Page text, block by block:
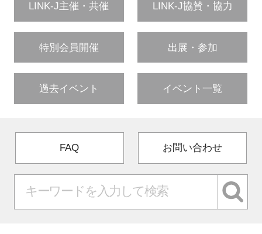
LINK-J主催・共催 LINK-J協賛・協力
特別会員開催 出展・参加
過去イベント イベント一覧
FAQ お問い合わせ